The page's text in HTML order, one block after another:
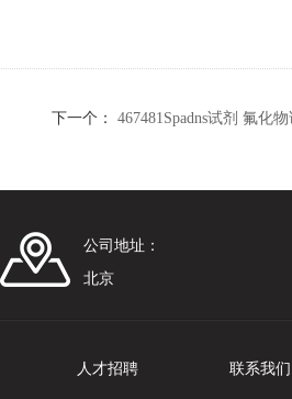
下一个： 467481Spadns试剂 氟化
公司地址：
北京
人才招聘 联系我们